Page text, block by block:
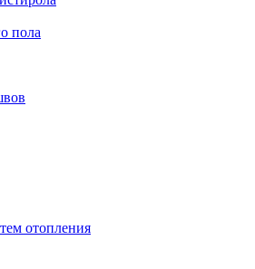
пола
отопления